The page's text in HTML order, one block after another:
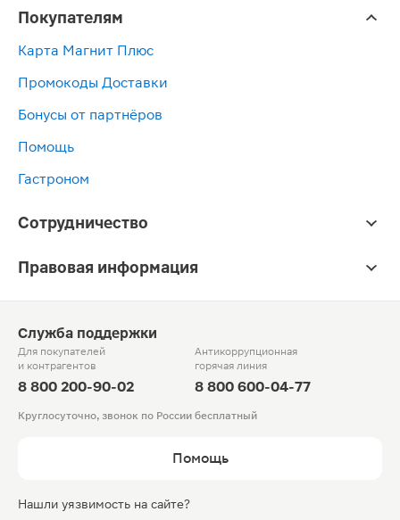
Покупателям
Карта Магнит Плюс
Промокоды Доставки
Бонусы от партнёров
Помощь
Гастроном
Сотрудничество
Правовая информация
Служба поддержки
Для покупателей
и контрагентов
8 800 200-90-02
Антикоррупционная
горячая линия
8 800 600-04-77
Круглосуточно, звонок по России бесплатный
Помощь
Нашли уязвимость на сайте?